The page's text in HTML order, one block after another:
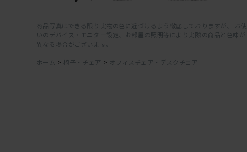
商品写真はできる限り実物の色に近づけるよう徹底しておりますが、 お使
いのデバイス・モニター設定、お部屋の照明等により実際の商品と色味が
異なる場合がございます。
ホーム > 椅子・チェア > オフィスチェア・デスクチェア